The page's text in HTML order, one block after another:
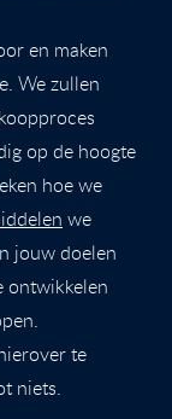
en maken
We zullen
op de hoogte
hoe we
we
jouw doelen
ontwikkelen
te
niets.